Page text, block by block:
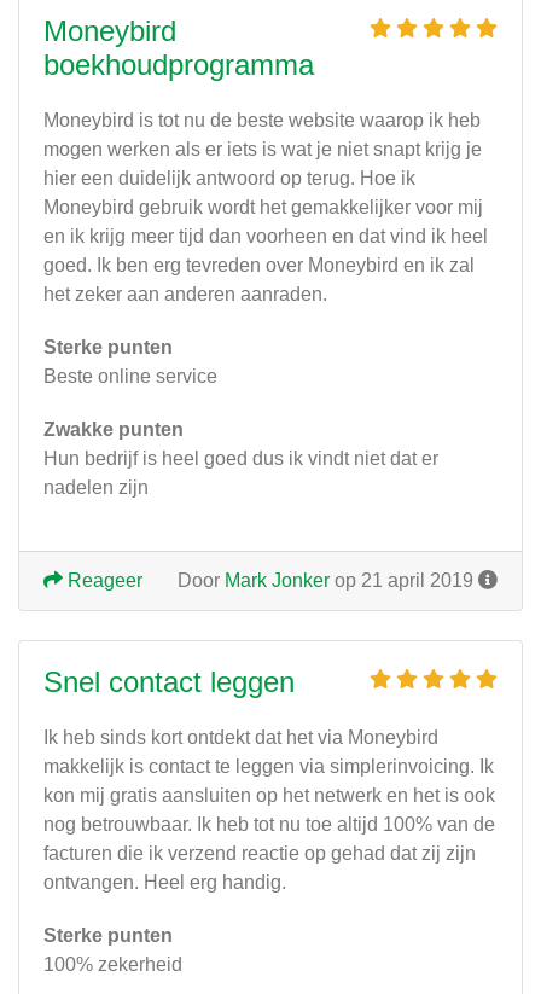
Moneybird
boekhoudprogramma
Moneybird is tot nu de beste website waarop ik heb
mogen werken als er iets is wat je niet snapt krijg je
hier een duidelijk antwoord op terug. Hoe ik
Moneybird gebruik wordt het gemakkelijker voor mij
en ik krijg meer tijd dan voorheen en dat vind ik heel
goed. Ik ben erg tevreden over Moneybird en ik zal
het zeker aan anderen aanraden.
Sterke punten
Beste online service
Zwakke punten
Hun bedrijf is heel goed dus ik vindt niet dat er
nadelen zijn
Door Mark Jonker op 21 april 2019
Reageer
Snel contact leggen
Ik heb sinds kort ontdekt dat het via Moneybird
makkelijk is contact te leggen via simplerinvoicing. Ik
kon mij gratis aansluiten op het netwerk en het is ook
nog betrouwbaar. Ik heb tot nu toe altijd 100% van de
facturen die ik verzend reactie op gehad dat zij zijn
ontvangen. Heel erg handig.
Sterke punten
100% zekerheid